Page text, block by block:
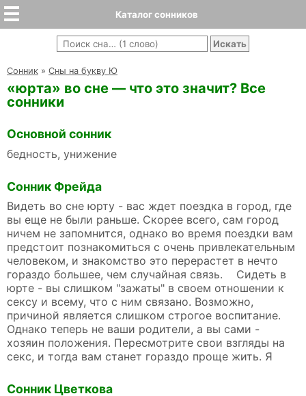
Каталог сонников
Cонник » Сны на букву Ю
«юрта» во сне — что это значит? Все
сонники
Основной сонник
бедность, унижение
Сонник Фрейда
Видеть во сне юрту - вас ждет поездка в город, где
вы еще не были раньше. Скорее всего, сам город
ничем не запомнится, однако во время поездки вам
предстоит познакомиться с очень привлекательным
человеком, и знакомство это перерастет в нечто
гораздо большее, чем случайная связь. Сидеть в
юрте - вы слишком "зажаты" в своем отношении к
сексу и всему, что с ним связано. Возможно,
причиной является слишком строгое воспитание.
Однако теперь не ваши родители, а вы сами -
хозяин положения. Пересмотрите свои взгляды на
секс, и тогда вам станет гораздо проще жить. Я
Сонник Цветкова